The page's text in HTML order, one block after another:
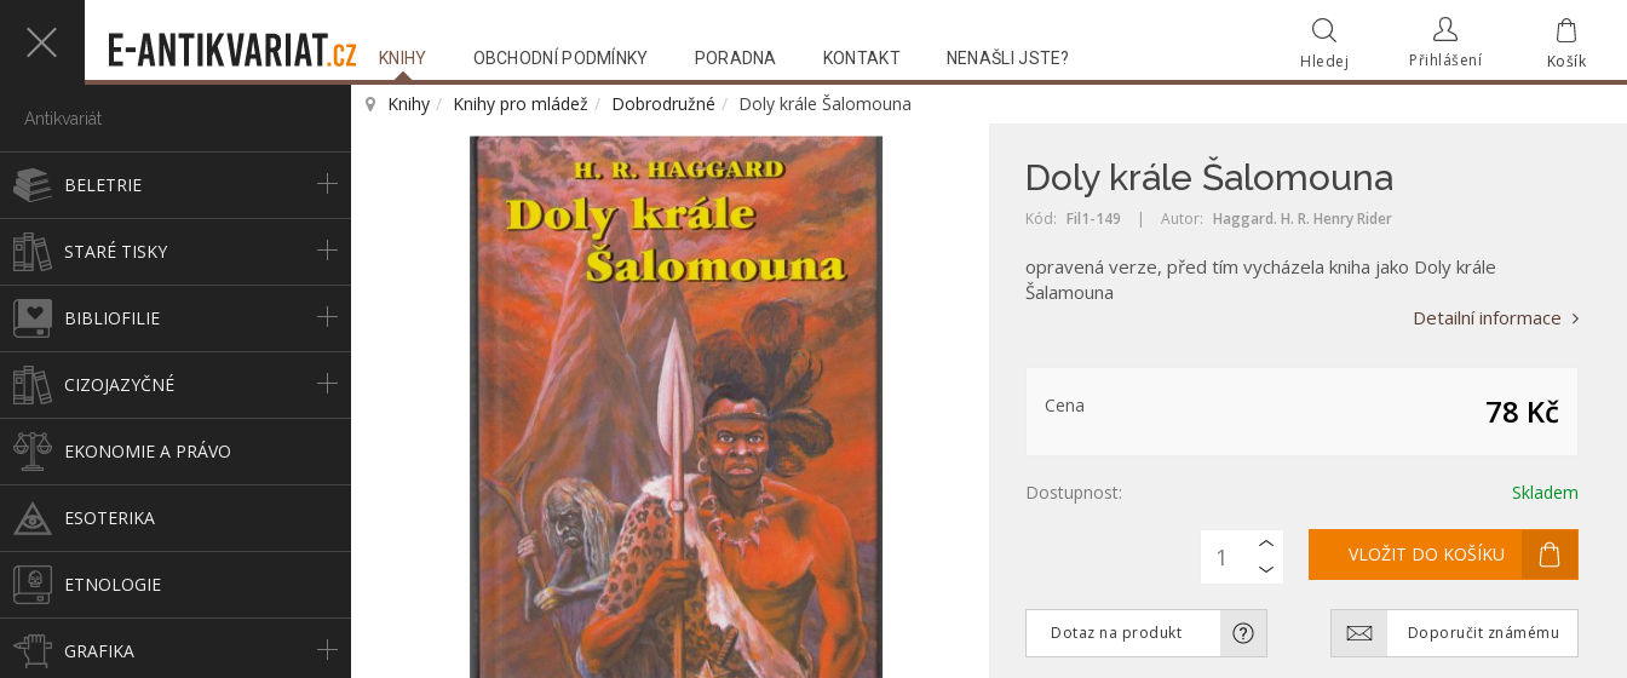
Košík
Přihlášení
Hledej
KNIHY OBCHODNÍ PODMÍNKY PORADNA KONTAKT NENAŠLI JSTE?
Antikvariát
BELETRIE
STARÉ TISKY
BIBLIOFILIE
CIZOJAZYČNÉ
EKONOMIE A PRÁVO
ESOTERIKA
ETNOLOGIE
GRAFIKA
Knihy Knihy pro mládež Dobrodružné Doly krále Šalomouna
Doly krále Šalomouna
Kód: Fil1-149 | Autor: Haggard. H. R. Henry Rider
opravená verze, před tím vycházela kniha jako Doly krále
Šalamouna
Detailní informace
Cena 78 Kč
Dostupnost: Skladem
Dotaz na produkt Doporučit známému